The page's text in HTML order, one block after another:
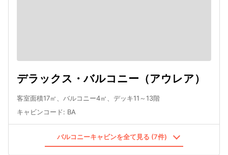
デラックス・バルコニー（アウレア）
客室面積17㎡、バルコニー4㎡、デッキ11～13階
キャビンコード: BA
バルコニーキャビンを全て見る (7件)